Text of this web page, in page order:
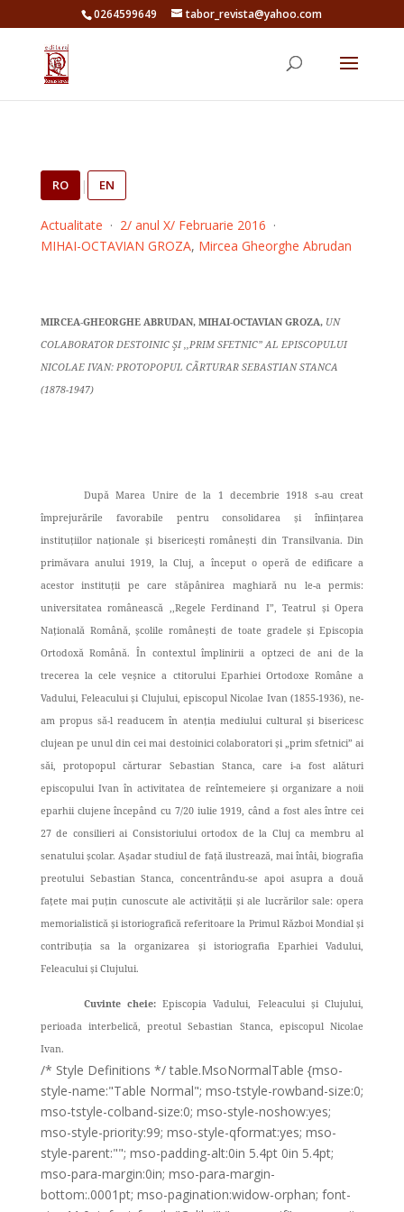
0264599649 tabor_revista@yahoo.com
RO | EN
Actualitate · 2/ anul X/ Februarie 2016 ·
MIHAI-OCTAVIAN GROZA, Mircea Gheorghe Abrudan
MIRCEA-GHEORGHE ABRUDAN, MIHAI-OCTAVIAN GROZA, UN
COLABORATOR DESTOINIC ŞI ,,PRIM SFETNIC” AL EPISCOPULUI
NICOLAE IVAN: PROTOPOPUL CÃRTURAR SEBASTIAN STANCA
(1878-1947)
După Marea Unire de la 1 decembrie 1918 s-au creat
împrejurările favorabile pentru consolidarea și înființarea
instituțiilor naționale și bisericești românești din Transilvania. Din
primăvara anului 1919, la Cluj, a început o operă de edificare a
acestor instituții pe care stăpânirea maghiară nu le-a permis:
universitatea românească ,,Regele Ferdinand I”, Teatrul și Opera
Națională Română, școlile românești de toate gradele și Episcopia
Ortodoxă Română. În contextul împlinirii a optzeci de ani de la
trecerea la cele veșnice a ctitorului Eparhiei Ortodoxe Române a
Vadului, Feleacului și Clujului, episcopul Nicolae Ivan (1855-1936), ne-
am propus să-l readucem în atenția mediului cultural și bisericesc
clujean pe unul din cei mai destoinici colaboratori și „prim sfetnici” ai
săi, protopopul cărturar Sebastian Stanca, care i-a fost alături
episcopului Ivan în activitatea de reîntemeiere și organizare a noii
eparhii clujene începând cu 7/20 iulie 1919, când a fost ales între cei
27 de consilieri ai Consistoriului ortodox de la Cluj ca membru al
senatului școlar. Așadar studiul de față ilustrează, mai întâi, biografia
preotului Sebastian Stanca, concentrându-se apoi asupra a două
fațete mai puțin cunoscute ale activității și ale lucrărilor sale: opera
memorialistică și istoriografică referitoare la Primul Război Mondial și
contribuția sa la organizarea și istoriografia Eparhiei Vadului,
Feleacului și Clujului.
Cuvinte cheie: Episcopia Vadului, Feleacului și Clujului,
perioada interbelică, preotul Sebastian Stanca, episcopul Nicolae
Ivan.
/* Style Definitions */ table.MsoNormalTable {mso-
style-name:"Table Normal"; mso-tstyle-rowband-size:0;
mso-tstyle-colband-size:0; mso-style-noshow:yes;
mso-style-priority:99; mso-style-qformat:yes; mso-
style-parent:""; mso-padding-alt:0in 5.4pt 0in 5.4pt;
mso-para-margin:0in; mso-para-margin-
bottom:.0001pt; mso-pagination:widow-orphan; font-